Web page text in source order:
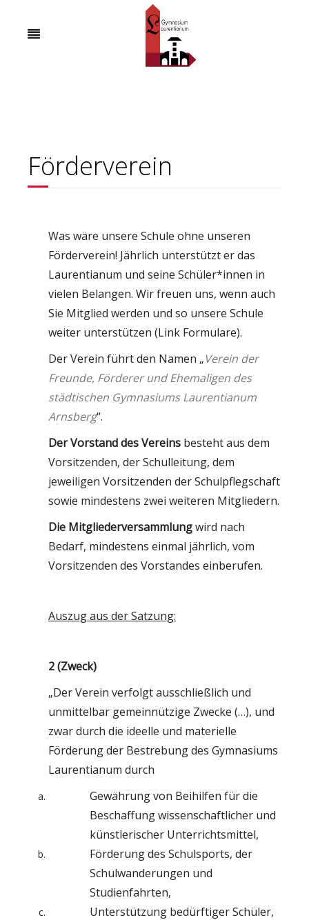
Förderverein
Was wäre unsere Schule ohne unseren
Förderverein! Jährlich unterstützt er das
Laurentianum und seine Schüler*innen in
vielen Belangen. Wir freuen uns, wenn auch
Sie Mitglied werden und so unsere Schule
weiter unterstützen (Link Formulare).
Der Verein führt den Namen „Verein der
Freunde, Förderer und Ehemaligen des
städtischen Gymnasiums Laurentianum
Arnsberg“.
Der Vorstanddes Vereins besteht aus dem
Vorsitzenden, der Schulleitung, dem
jeweiligen Vorsitzenden der Schulpflegschaft
sowie mindestens zwei weiteren Mitgliedern.
Die Mitgliederversammlungwird nach
Bedarf, mindestens einmal jährlich, vom
Vorsitzenden des Vorstandes einberufen.
Auszug aus der Satzung:
2 (Zweck)
„Der Verein verfolgt ausschließlich und
unmittelbar gemeinnützige Zwecke (…), und
zwar durch die ideelle und materielle
Förderung der Bestrebung des Gymnasiums
Laurentianum durch
Gewährung von Beihilfen für die
Beschaffung wissenschaftlicher und
künstlerischer Unterrichtsmittel,
Förderung des Schulsports, der
Schulwanderungen und
Studienfahrten,
Unterstützung bedürftiger Schüler,